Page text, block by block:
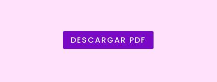
DESCARGAR PDF